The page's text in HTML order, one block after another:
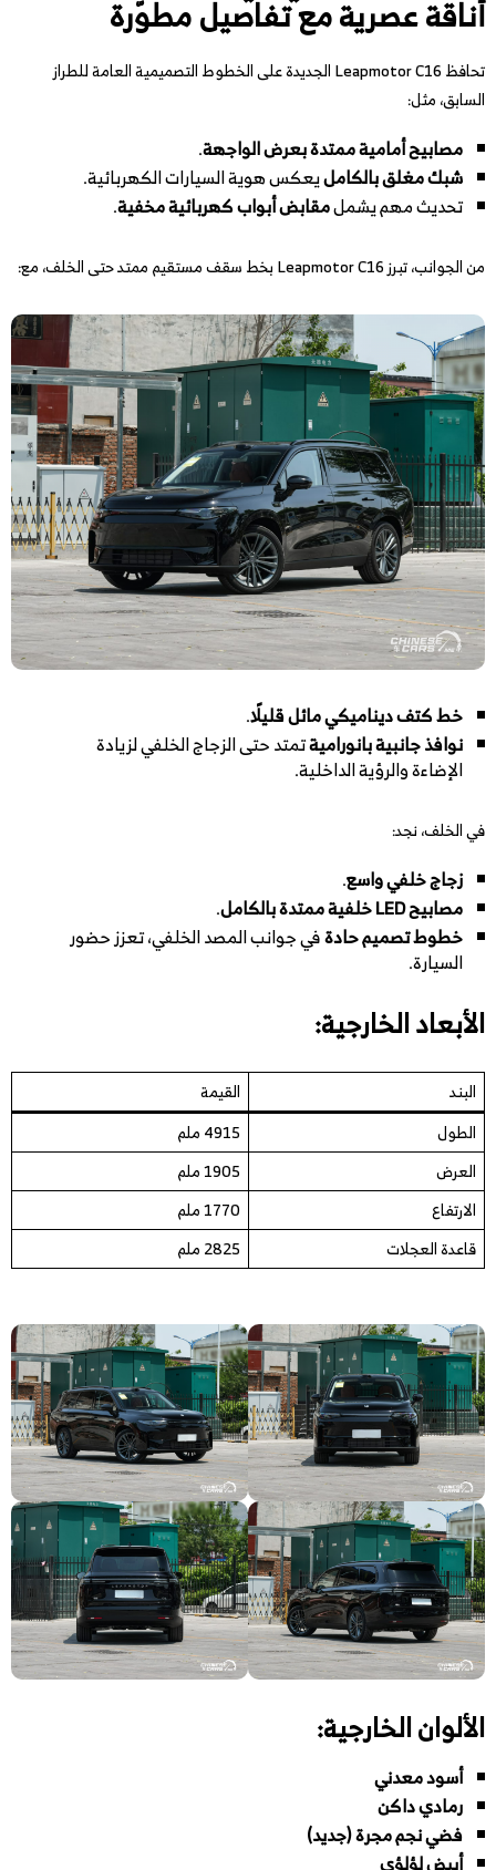
أناقة عصرية مع تفاصيل مطوّرة
تحافظ Leapmotor C16 الجديدة على الخطوط التصميمية العامة للطراز
السابق، مثل:
مصابيح أمامية ممتدة بعرض الواجهة.
شبك مغلق بالكامليعكس هوية السيارات الكهربائية.
تحديث مهم يشملمقابض أبواب كهربائية مخفية.
من الجوانب، تبرز Leapmotor C16 بخط سقف مستقيم ممتد حتى الخلف، مع:
خط كتف ديناميكي مائل قليلًا.
نوافذ جانبية بانوراميةتمتد حتى الزجاج الخلفي لزيادة
الإضاءة والرؤية الداخلية.
في الخلف، نجد:
زجاج خلفي واسع.
مصابيح LED خلفية ممتدة بالكامل
.
خطوط تصميم حادةفي جوانب المصد الخلفي، تعزز حضور
السيارة.
الأبعاد الخارجية:
البند
القيمة
الطول
4915 ملم
العرض
1905 ملم
الارتفاع
1770 ملم
قاعدة العجلات
2825 ملم
الألوان الخارجية:
أسود معدني
رمادي داكن
فضي نجم مجرة (جديد)
أبيض لؤلؤي